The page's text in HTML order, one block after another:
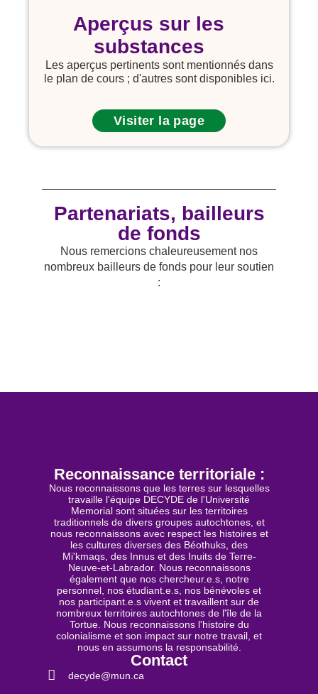
Aperçus sur les
substances
Les aperçus pertinents sont mentionnés dans
le plan de cours ; d'autres sont disponibles ici.
Visiter la page
Partenariats, bailleurs
de fonds
Nous remercions chaleureusement nos
nombreux bailleurs de fonds pour leur soutien
:
Reconnaissance territoriale :
Nous reconnaissons que les terres sur lesquelles
travaille l'équipe DECYDE de l'Université
Memorial sont situées sur les territoires
traditionnels de divers groupes autochtones, et
nous reconnaissons avec respect les histoires et
les cultures diverses des Béothuks, des
Mi'kmaqs, des Innus et des Inuits de Terre-
Neuve-et-Labrador. Nous reconnaissons
également que nos chercheur.e.s, notre
personnel, nos étudiant.e.s, nos bénévoles et
nos participant.e.s vivent et travaillent sur de
nombreux territoires autochtones de l'île de la
Tortue. Nous reconnaissons l'histoire du
colonialisme et son impact sur notre travail, et
nous en assumons la responsabilité.
Contact
decyde@mun.ca